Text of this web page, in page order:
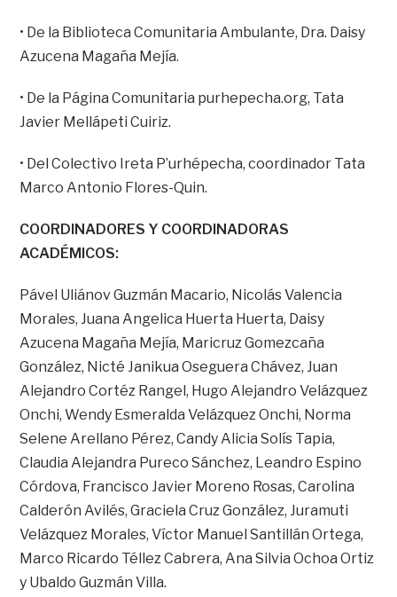
• De la Biblioteca Comunitaria Ambulante, Dra. Daisy
Azucena Magaña Mejía.
• De la Página Comunitaria purhepecha.org, Tata
Javier Mellápeti Cuiriz.
• Del Colectivo Ireta P’urhépecha, coordinador Tata
Marco Antonio Flores-Quin.
COORDINADORES Y COORDINADORAS
ACADÉMICOS:
Pável Uliánov Guzmán Macario, Nicolás Valencia
Morales, Juana Angelica Huerta Huerta, Daisy
Azucena Magaña Mejía, Maricruz Gomezcaña
González, Nicté Janikua Oseguera Chávez, Juan
Alejandro Cortéz Rangel, Hugo Alejandro Velázquez
Onchi, Wendy Esmeralda Velázquez Onchi, Norma
Selene Arellano Pérez, Candy Alicia Solís Tapia,
Claudia Alejandra Pureco Sánchez, Leandro Espino
Córdova, Francisco Javier Moreno Rosas, Carolina
Calderón Avilés, Graciela Cruz González, Juramuti
Velázquez Morales, Víctor Manuel Santillán Ortega,
Marco Ricardo Téllez Cabrera, Ana Silvia Ochoa Ortiz
y Ubaldo Guzmán Villa.